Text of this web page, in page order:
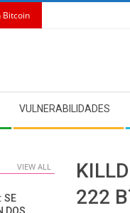
Bitcoin
VULNERABILIDADES
222
VIEW ALL
SE